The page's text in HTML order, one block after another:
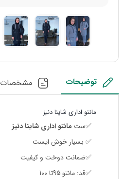
توضیحات مشخصات
مانتو اداری شاینا دنیز
✅ست مانتو اداری شاینا دنیز
✅ بسیار خوش ایست
✅ضمانت دوخت و کیفیت
✅قد: مانتو 95تا 100